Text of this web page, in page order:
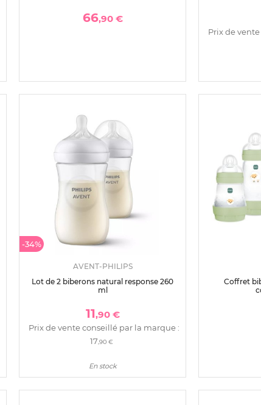
66,90 €
Prix de
-34%
AVENT-PHILIPS
Lot de 2 biberons natural response 260
ml
11,90 €
Prix de vente conseillé par la marque :
17 ,90 €
En stock
Coffret